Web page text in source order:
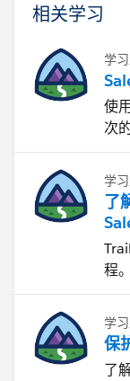
相关学习
学
使
次
学
了
程。
学
保
了